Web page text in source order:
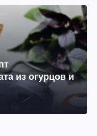
из огурцов и